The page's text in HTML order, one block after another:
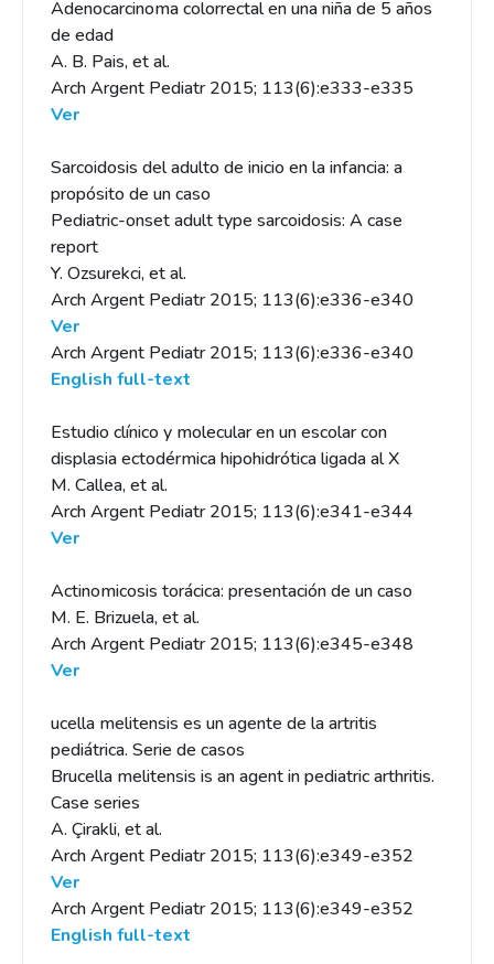
Adenocarcinoma colorrectal en una niña de 5 años
de edad
A. B. Pais, et al.
Arch Argent Pediatr 2015; 113(6):e333-e335
Ver
Sarcoidosis del adulto de inicio en la infancia: a
propósito de un caso
Pediatric-onset adult type sarcoidosis: A case
report
Y. Ozsurekci, et al.
Arch Argent Pediatr 2015; 113(6):e336-e340
Ver
Arch Argent Pediatr 2015; 113(6):e336-e340
English full-text
Estudio clínico y molecular en un escolar con
displasia ectodérmica hipohidrótica ligada al X
M. Callea, et al.
Arch Argent Pediatr 2015; 113(6):e341-e344
Ver
Actinomicosis torácica: presentación de un caso
M. E. Brizuela, et al.
Arch Argent Pediatr 2015; 113(6):e345-e348
Ver
ucella melitensis es un agente de la artritis
pediátrica. Serie de casos
Brucella melitensis is an agent in pediatric arthritis.
Case series
A. Çirakli, et al.
Arch Argent Pediatr 2015; 113(6):e349-e352
Ver
Arch Argent Pediatr 2015; 113(6):e349-e352
English full-text